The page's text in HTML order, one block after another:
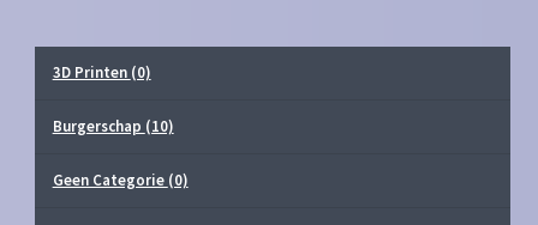
3D Printen (0)
Burgerschap (10)
Geen Categorie (0)